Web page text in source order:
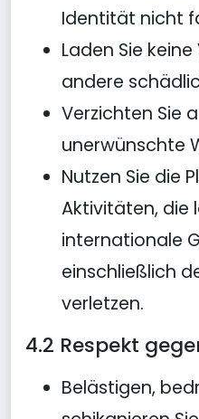
Identität nicht
Laden Sie
andere
Verzichten Sie
unerwünschte
Nutzen Sie die
Aktivitäten, die
internationale
einschließlich
verletzen.
4.2 Respekt
Belästigen,